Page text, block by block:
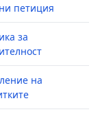
петиция
за
на